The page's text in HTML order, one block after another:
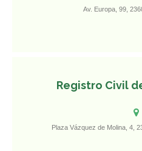
Av. Europa, 99,
Registro Civil
Plaza Vázquez de Molina, 4,